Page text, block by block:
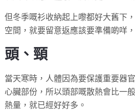
但冬季嘅衫收納起上嚟都好大舊下
空間，就要留意返應該要準備啲咩
頭、頸
當天寒時，人體因為要保護重要器
心臟部份，所以頭部嘅散熱會比一
熱量，就已經好好多。